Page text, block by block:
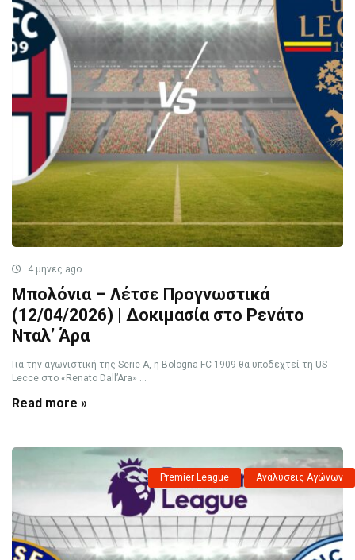
4 μήνες ago
Μπολόνια – Λέτσε Προγνωστικά
(12/04/2026) | Δοκιμασία στο Ρενάτο
Νταλ’ Άρα
Για την αγωνιστική της Serie A, η Bologna FC 1909 θα υποδεχτεί τη US
Lecce στο «Renato Dall’Ara» ...
Read more »
Premier League Αναλύσεις Αγώνων